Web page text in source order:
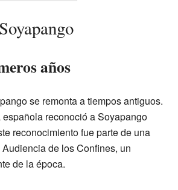
años
se remonta a tiempos antiguos.
reconoció a Soyapango
reconocimiento fue parte de una
de los Confines, un
de la época.